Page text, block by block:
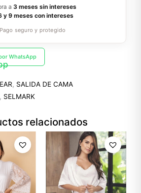
a 3 meses sin intereses
y 9 meses con intereses
Pago seguro y protegido
WhatsApp
, SALIDA DE CAMA
, SELMARK
relacionados
El
precio
actual
$55.99.